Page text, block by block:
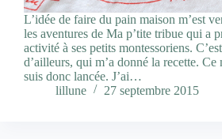
L’idée de faire du pain maison m’est
les aventures de Ma p’tite tribue qui a
activité à ses petits montessoriens.
d’ailleurs, qui m’a donné la recette. Ce
suis donc lancée. J’ai…
lillune
27 septembre 2015